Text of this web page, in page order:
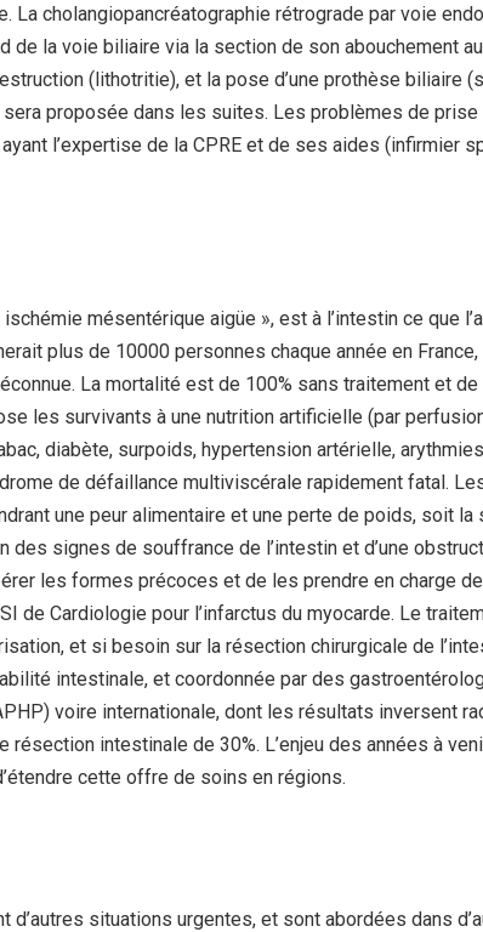
La cholangiopancréatographie rétrograde par voie
la voie biliaire via la section de son abouchement
(lithotritie), et la pose d’une prothèse biliaire
proposée dans les suites. Les problèmes de prise
l’expertise de la CPRE et de ses aides (infirmier
mésentérique aigüe », est à l’intestin ce que
plus de 10000 personnes chaque année en
La mortalité est de 100% sans traitement et
les survivants à une nutrition artificielle (par
diabète, surpoids, hypertension artérielle,
de défaillance multiviscérale rapidement fatal.
une peur alimentaire et une perte de poids, soit la
des signes de souffrance de l’intestin et d’une
les formes précoces et de les prendre en charge
de Cardiologie pour l’infarctus du myocarde. Le
et si besoin sur la résection chirurgicale de
intestinale, et coordonnée par des
voire internationale, dont les résultats inversent
intestinale de 30%. L’enjeu des années à
cette offre de soins en régions.
d’autres situations urgentes, et sont abordées dans